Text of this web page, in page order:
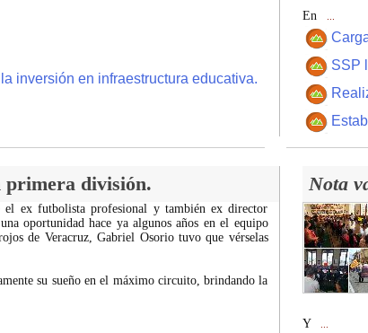
inversión en infraestructura educativa.
En
SSP
primera división. Nota
el ex futbolista profesional y también ex director
oportunidad hace ya algunos años en el equipo
de Veracruz, Gabriel Osorio tuvo que vérselas
su sueño en el máximo circuito, brindando la
Y